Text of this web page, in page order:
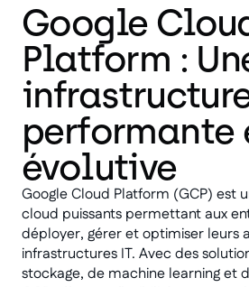
Google
Platform :
performante
évolutive
Google Cloud Platform (GCP) est
cloud puissants permettant aux
déployer, gérer et optimiser leurs
infrastructures IT. Avec des
stockage, de machine learning et